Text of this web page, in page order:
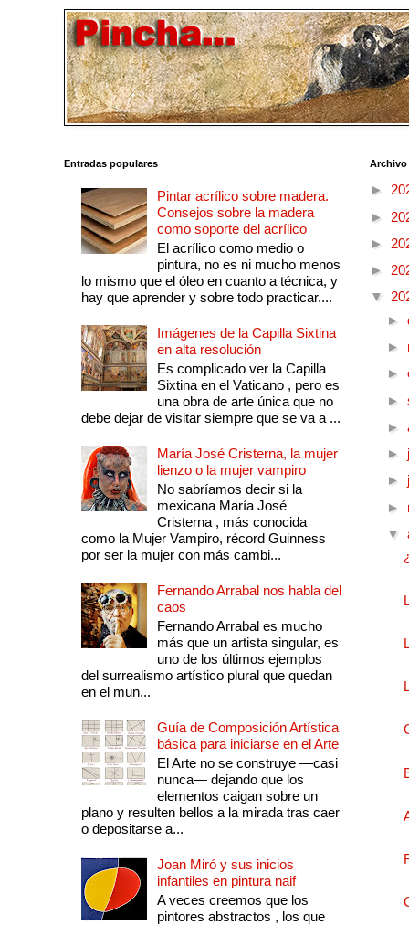
Entradas populares
Pintar acrílico sobre madera.
Consejos sobre la madera
como soporte del acrílico
El acrílico como medio o
pintura, no es ni mucho menos
lo mismo que el óleo en cuanto a técnica, y
hay que aprender y sobre todo practicar....
Imágenes de la Capilla Sixtina
en alta resolución
Es complicado ver la Capilla
Sixtina en el Vaticano , pero es
una obra de arte única que no
debe dejar de visitar siempre que se va a ...
María José Cristerna, la mujer
lienzo o la mujer vampiro
No sabríamos decir si la
mexicana María José
Cristerna , más conocida
como la Mujer Vampiro, récord Guinness
por ser la mujer con más cambi...
Fernando Arrabal nos habla del
caos
Fernando Arrabal es mucho
más que un artista singular, es
uno de los últimos ejemplos
del surrealismo artístico plural que quedan
en el mun...
Guía de Composición Artística
básica para iniciarse en el Arte
El Arte no se construye —casi
nunca— dejando que los
elementos caigan sobre un
plano y resulten bellos a la mirada tras caer
o depositarse a...
Joan Miró y sus inicios
infantiles en pintura naif
A veces creemos que los
pintores abstractos , los que
►
►
►
►
▼
►
►
►
►
►
►
►
►
▼